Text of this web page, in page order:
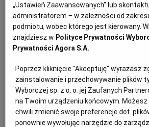
„Ustawień Zaawansowanych” lub
administratorem – w zależności od
podmiotu, wobec którego jest kierowany.
znajdziesz w Polityce Prywatności
Prywatności Agora S.A.
Poprzez kliknięcie "Akceptuję" wyrażasz
zainstalowanie i przechowywanie plików
Wyborczej sp. z o. o. jej Zaufanych
na Twoim urządzeniu końcowym.
chwili zmienić swoje preferencje dot.
ponownie wywołując narzędzie do